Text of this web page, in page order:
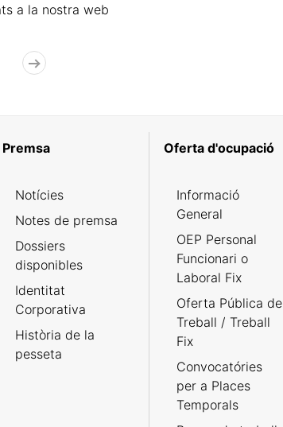
a la nostra web
Premsa
Notícies
Notes de premsa
Dossiers
disponibles
Identitat
Corporativa
Història de la
pesseta
Oferta d'ocupació
Informació
General
OEP Personal
Funcionari o
Laboral Fix
Oferta Pública de
Treball / Treball
Fix
Convocatóries
per a Places
Temporals